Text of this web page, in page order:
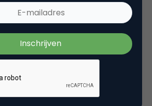
wat nou het probleem is als
handig met Adserving bent kan
extern hosten door middel
scriptje. Dan kan je prima
500Kb uitserveren…
handig met Adserving bent
bandbreedte van je contract